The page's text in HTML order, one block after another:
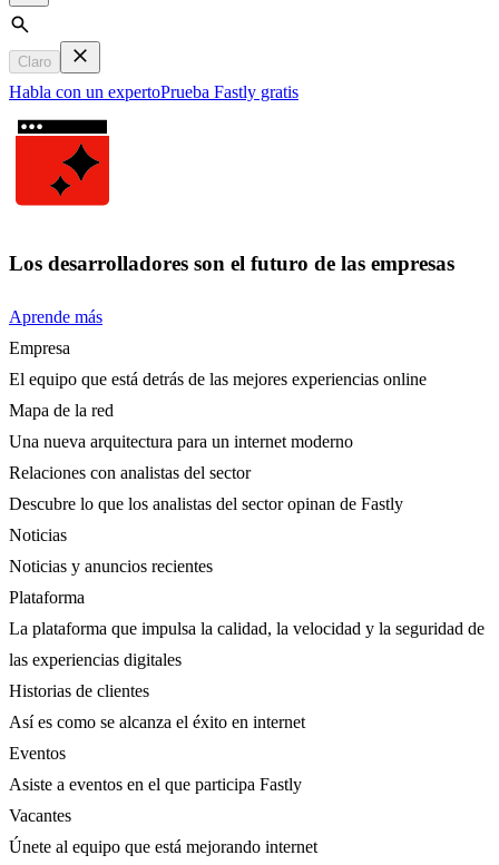
Search
Claro
Habla con un expertoPrueba Fastly gratis
Los desarrolladores son el futuro de las empresas
Aprende más
Empresa
El equipo que está detrás de las mejores experiencias online
Mapa de la red
Una nueva arquitectura para un internet moderno
Relaciones con analistas del sector
Descubre lo que los analistas del sector opinan de Fastly
Noticias
Noticias y anuncios recientes
Plataforma
La plataforma que impulsa la calidad, la velocidad y la seguridad de
las experiencias digitales
Historias de clientes
Así es como se alcanza el éxito en internet
Eventos
Asiste a eventos en el que participa Fastly
Vacantes
Únete al equipo que está mejorando internet